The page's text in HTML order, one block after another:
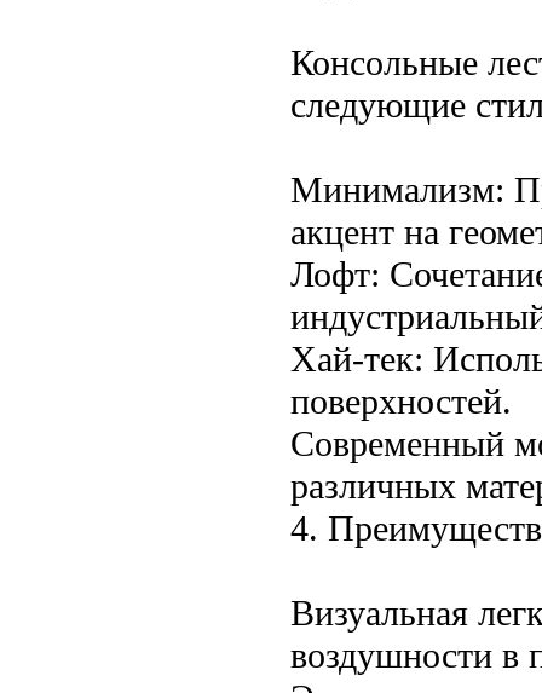
Консольные
следующие
Минимализм:
акцент на
Лофт:
Хай-тек:
поверхностей.
Современный
различных
4.
Визуальная
воздушности в